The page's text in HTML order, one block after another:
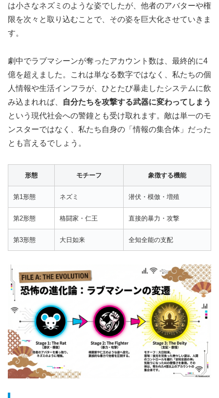
は小さなネズミのような姿でしたが、他者のアバターや権
限を次々と取り込むことで、その姿を巨大化させていきま
す。
劇中でラブマシーンが奪ったアカウント数は、最終的に4
億を超えました。これは単なる数字ではなく、私たちの個
人情報や生活インフラが、ひとたび暴走したシステムに飲
み込まれれば、
自分たちを攻撃する武器に変わってしまう
という現代社会への警鐘とも受け取れます。敵は単一のモ
ンスターではなく、私たち自身の「情報の集合体」だった
とも言えるでしょう。
形態 モチーフ 象徴する機能
第1形態 ネズミ 潜伏・模倣・増殖
第2形態 格闘家・仁王 直接的暴力・攻撃
第3形態 大日如来 全知全能の支配